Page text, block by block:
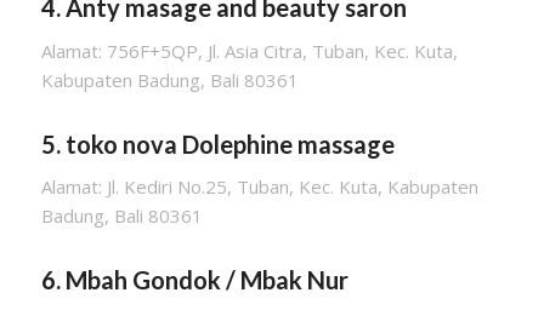
4. Anty masage and beauty saron
Alamat: 756F+5QP, Jl. Asia Citra, Tuban, Kec. Kuta,
Kabupaten Badung, Bali 80361
5. toko nova Dolephine massage
Alamat: Jl. Kediri No.25, Tuban, Kec. Kuta, Kabupaten
Badung, Bali 80361
6. Mbah Gondok / Mbak Nur